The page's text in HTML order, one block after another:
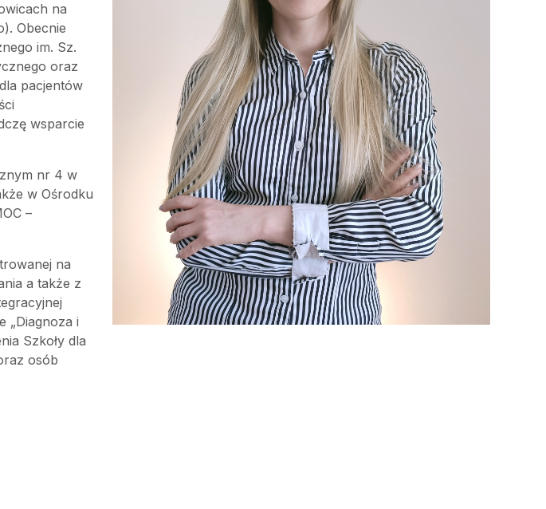
na
Obecnie
im. Sz.
oraz
pacjentów
wsparcie
nr 4 w
w Ośrodku
–
na
a także z
„Diagnoza i
Szkoły dla
osób